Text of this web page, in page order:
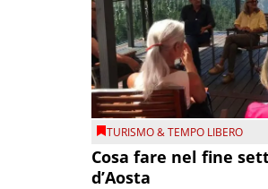
TURISMO & TEMPO LIBERO
Cosa fare nel fine
d’Aosta